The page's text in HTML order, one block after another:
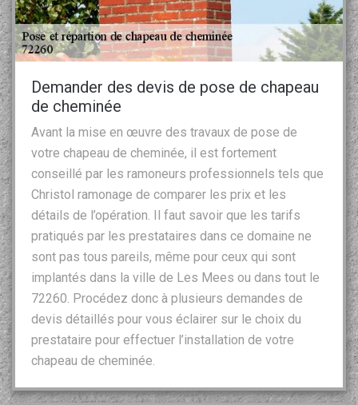
Demander des devis de pose de chapeau
de cheminée
Avant la mise en œuvre des travaux de pose de
votre chapeau de cheminée, il est fortement
conseillé par les ramoneurs professionnels tels que
Christol ramonage de comparer les prix et les
détails de l’opération. Il faut savoir que les tarifs
pratiqués par les prestataires dans ce domaine ne
sont pas tous pareils, même pour ceux qui sont
implantés dans la ville de Les Mees ou dans tout le
72260. Procédez donc à plusieurs demandes de
devis détaillés pour vous éclairer sur le choix du
prestataire pour effectuer l’installation de votre
chapeau de cheminée.